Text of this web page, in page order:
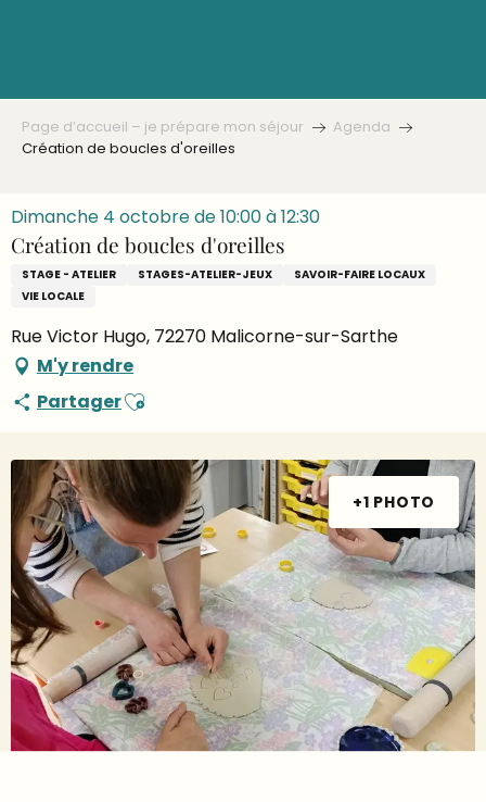
Page d’accueil – je prépare mon séjour
Agenda
Création de boucles d'oreilles
Dimanche 4 octobre de 10:00 à 12:30
Création de boucles d'oreilles
STAGE - ATELIER STAGES-ATELIER-JEUX
SAVOIR-FAIRE LOCAUX
VIE LOCALE
Rue Victor Hugo, 72270 Malicorne-sur-Sarthe
M'y rendre
PartagerAjouter aux favoris
+1 PHOTO